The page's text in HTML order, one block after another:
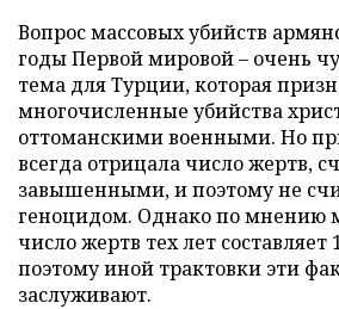
Вопрос массовых убийств
годы Первой мировой – очень
тема для Турции, которая
многочисленные убийства
оттоманскими военными. Но
всегда отрицала число жертв,
завышенными, и поэтому не
геноцидом. Однако по мнению
число жертв тех лет
поэтому иной трактовки эти
заслуживают.